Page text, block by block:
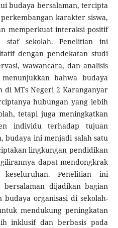
budaya bersalaman, tercipta
karakter siswa,
memperkuat interaksi positif
staf sekolah. Penelitian ini
dengan pendekatan studi
wawancara, dan analisis
bahwa budaya
di MTs Negeri 2 Karanganyar
hubungan yang lebih
tetapi juga meningkatkan
individu terhadap tujuan
budaya ini menjadi salah satu
lingkungan pendidikan
dapat mendongkrak
Penelitian ini
dijadikan bagian
organisasi di sekolah-
mendukung peningkatan
inklusif dan berbasis pada